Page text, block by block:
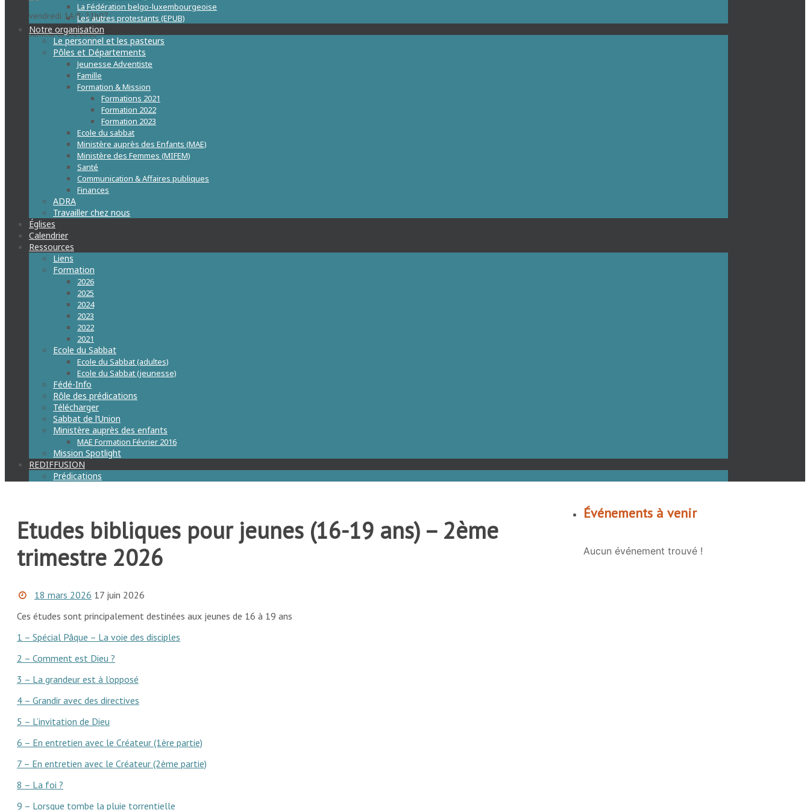
vendredi 14/8: 21h07
samedi 8/8: 21h18
La Fédération belgo-luxembourgeoise
Les autres protestants (EPUB)
Notre organisation
Le personnel et les pasteurs
Pôles et Départements
Jeunesse Adventiste
Famille
Formation & Mission
Formations 2021
Formation 2022
Formation 2023
Ecole du sabbat
Ministère auprès des Enfants (MAE)
Ministère des Femmes (MIFEM)
Santé
Communication & Affaires publiques
Finances
ADRA
Travailler chez nous
Églises
Calendrier
Ressources
Liens
Formation
2026
2025
2024
2023
2022
2021
Ecole du Sabbat
Ecole du Sabbat (adultes)
Ecole du Sabbat (jeunesse)
Fédé-Info
Rôle des prédications
Télécharger
Sabbat de l’Union
Ministère auprès des enfants
MAE Formation Février 2016
Mission Spotlight
REDIFFUSION
Prédications
Etudes bibliques pour jeunes (16-19 ans) – 2ème
trimestre 2026
18 mars 2026 17 juin 2026
Ces études sont principalement destinées aux jeunes de 16 à 19 ans
1 – Spécial Pâque – La voie des disciples
2 – Comment est Dieu ?
3 – La grandeur est à l’opposé
4 – Grandir avec des directives
5 – L’invitation de Dieu
6 – En entretien avec le Créateur (1ère partie)
7 – En entretien avec le Créateur (2ème partie)
8 – La foi ?
9 – Lorsque tombe la pluie torrentielle
Événements à venir
Aucun événement trouvé !